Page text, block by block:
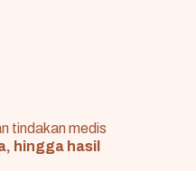
tindakan medis
hingga hasil